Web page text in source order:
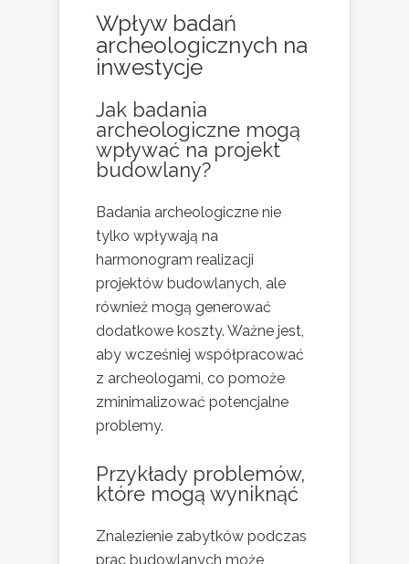
Wpływ badań
archeologicznych na
inwestycje
Jak badania
archeologiczne mogą
wpływać na projekt
budowlany?
Badania archeologiczne nie
tylko wpływają na
harmonogram realizacji
projektów budowlanych, ale
również mogą generować
dodatkowe koszty. Ważne jest,
aby wcześniej współpracować
z archeologami, co pomoże
zminimalizować potencjalne
problemy.
Przykłady problemów,
które mogą wyniknąć
Znalezienie zabytków podczas
prac budowlanych może